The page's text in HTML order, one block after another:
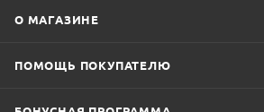
О МАГАЗИНЕ
ПОМОЩЬ ПОКУПАТЕЛЮ